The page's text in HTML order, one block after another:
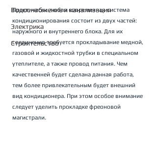
Водоснабжение и канализация
Электрика
Строительство
Практически любая современная система
кондиционирования состоит из двух частей:
наружного и внутреннего блока. Для их
соединения требуется прокладывание медной,
газовой и жидкостной трубки в специальном
утеплителе, а также провод питания. Чем
качественней будет сделана данная работа,
тем более привлекательным будет внешний
вид кондиционера. При этом особое внимание
следует уделить прокладке фреоновой
магистрали.